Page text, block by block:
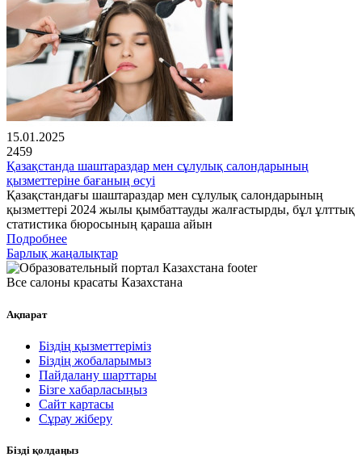
15.01.2025
2459
Қазақстанда шаштараздар мен сұлулық салондарының
қызметтеріне бағаның өсуі
Қазақстандағы шаштараздар мен сұлулық салондарының
қызметтері 2024 жылы қымбаттауды жалғастырды, бұл ұлттық
статистика бюросының қараша айын
Подробнее
Барлық жаңалықтар
Все салоны красаты Казахстана
Ақпарат
Біздің қызметтеріміз
Біздің жобаларымыз
Пайдалану шарттары
Бізге хабарласыңыз
Сайт картасы
Сұрау жіберу
Бізді қолдаңыз